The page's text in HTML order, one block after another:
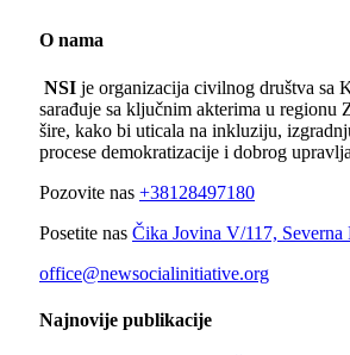
O nama
NSI je organizacija civilnog društva sa
sarađuje sa ključnim akterima u regionu
šire, kako bi uticala na inkluziju,
procese demokratizacije i dobrog
Pozovite nas +38128497180
Posetite nas Čika Jovina V/117, Severna
office@newsocialinitiative.org
Najnovije publikacije